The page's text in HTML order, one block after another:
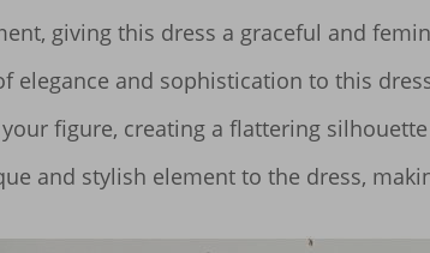
giving this dress a graceful and
elegance and sophistication to this
figure, creating a flattering
and stylish element to the dress,